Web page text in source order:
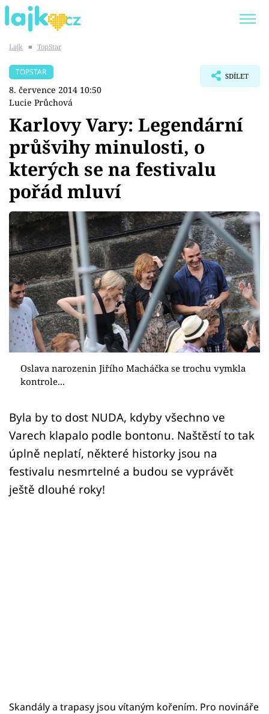
SHOPAHOLICADEL
Témata
Showbyznys
Youtubeři
Virály
Sex a vztahy
Videa
Sledujte prima+
Přihlášení
Sledujte nás
Lajk ■ TopStar
TOPSTAR
8. července 2014 10:50
Lucie Průchová
SDÍLET
Karlovy Vary: Legendární
průšvihy minulosti, o
kterých se na festivalu
pořád mluví
Oslava narozenin Jiřího Macháčka se trochu vymkla
kontrole...
Byla by to dost NUDA, kdyby všechno ve
Varech klapalo podle bontonu. Naštěstí to tak
úplně neplatí, některé historky jsou na
festivalu nesmrtelné a budou se vyprávět
ještě dlouhé roky!
Skandály a trapasy jsou vítaným kořením. Pro novináře